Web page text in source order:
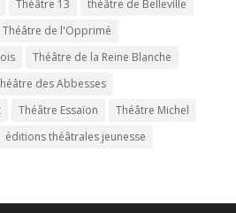
Théâtre 13
théâtre de Belleville
Théâtre de l'Opprimé
Théâtre de la Reine Blanche
des Abbesses
Théâtre Essaïon
Théâtre Michel
éditions théâtrales jeunesse